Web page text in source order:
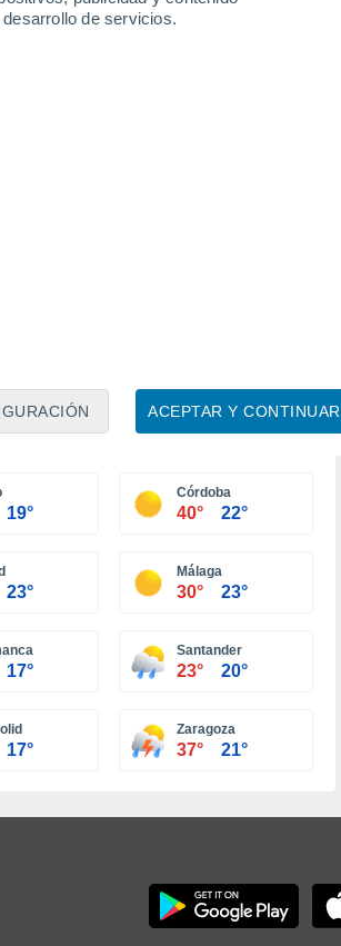
de servicios.
ACEPTAR Y CONTINUAR
19°
Córdoba
40° 22°
23°
Málaga
30° 23°
17°
Santander
23° 20°
17°
Zaragoza
37° 21°